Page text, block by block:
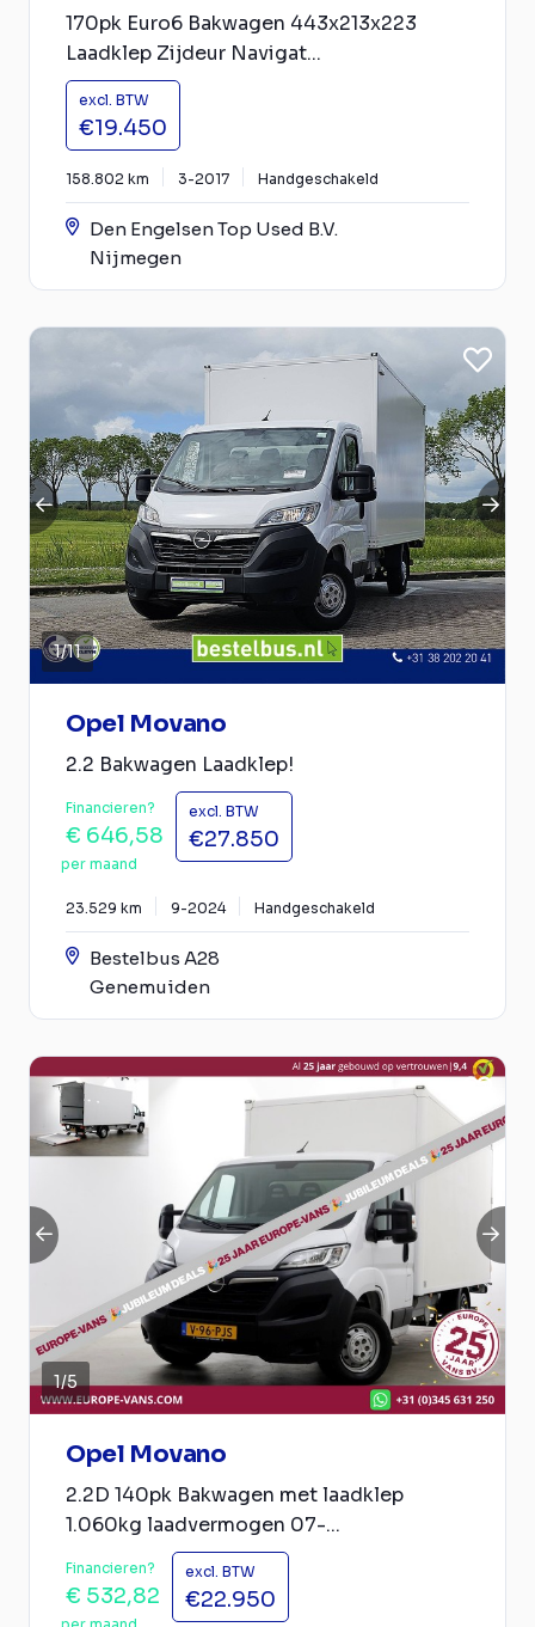
170pk Euro6 Bakwagen 443x213x223
Laadklep Zijdeur Navigat...
excl. BTW
€19.450
158.802 km 3-2017 Handgeschakeld
Den Engelsen Top Used B.V.
Nijmegen
1/11
Opel Movano
2.2 Bakwagen Laadklep!
Financieren?
€ 646,58
per maand
excl. BTW
€27.850
23.529 km 9-2024 Handgeschakeld
Bestelbus A28
Genemuiden
1/5
Opel Movano
2.2D 140pk Bakwagen met laadklep
1.060kg laadvermogen 07-...
Financieren?
€ 532,82
per maand
excl. BTW
€22.950